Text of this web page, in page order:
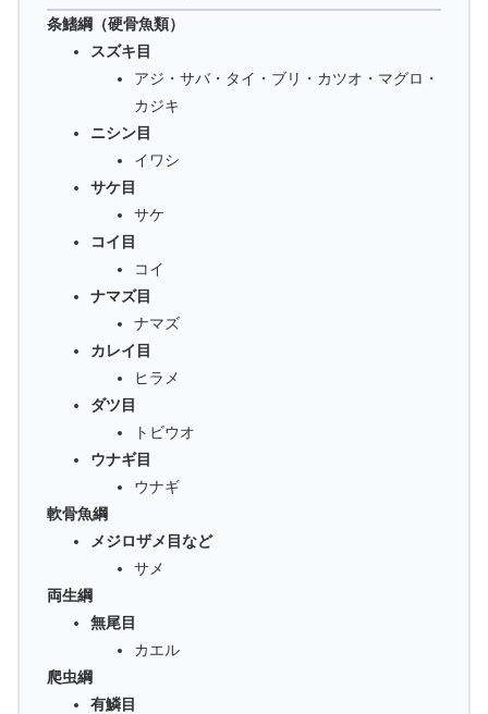
条鰭綱（硬骨魚類）
スズキ目
アジ・サバ・タイ・ブリ・カツオ・マグロ・
カジキ
ニシン目
イワシ
サケ目
サケ
コイ目
コイ
ナマズ目
ナマズ
カレイ目
ヒラメ
ダツ目
トビウオ
ウナギ目
ウナギ
軟骨魚綱
メジロザメ目など
サメ
両生綱
無尾目
カエル
爬虫綱
有鱗目